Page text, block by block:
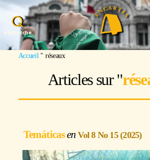
Recherche
Accueil " réseaux
Articles sur "
Temáticas Vol 8 No 15 (2025)